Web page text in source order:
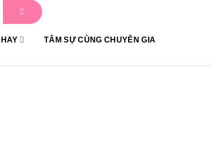
HAY TÂM SỰ CÙNG CHUYÊN GIA